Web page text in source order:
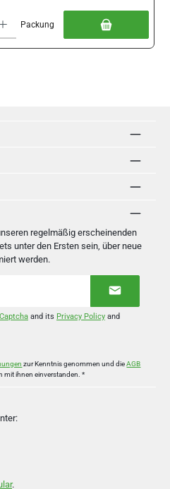
Packung
regelmäßig erscheinenden
unter den Ersten sein, über neue
werden.
and its Privacy Policy and
zur Kenntnis genommen und dieAGB
mit ihnen einverstanden. *
.